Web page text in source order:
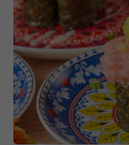
【当店ならではのメ
旬の鮮魚を用いたお
ンチを融合させたイ
ども提供。
「居酒屋以上、割烹
理が特徴です。